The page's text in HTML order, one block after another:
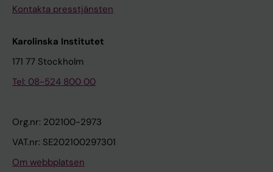
Kontakta presstjänsten
Karolinska Institutet
171 77 Stockholm
Tel: 08-524 800 00
Org.nr: 202100-2973
VAT.nr: SE202100297301
Om webbplatsen